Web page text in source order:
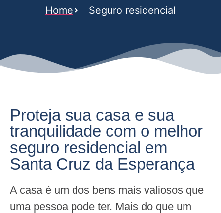
Home Seguro residencial
Proteja sua casa e sua
tranquilidade com o melhor
seguro residencial em
Santa Cruz da Esperança
A casa é um dos bens mais valiosos que
uma pessoa pode ter. Mais do que um